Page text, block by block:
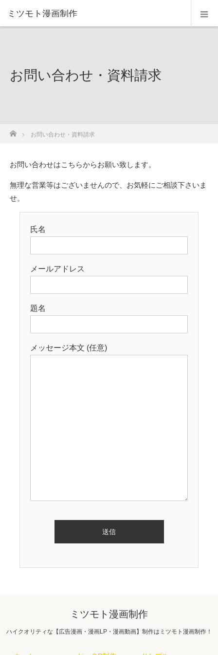
ミツモト漫画制作
お問い合わせ・資料請求
ホーム
お問い合わせ・資料請求
お問い合わせはこちらからお願い致します。
無理な営業等はございませんので、お気軽にご相談下さいま
せ。
氏名
メールアドレス
題名
メッセージ本文 (任意)
ミツモト漫画制作
ハイクオリティな【広告漫画・漫画LP・漫画動画】制作はミツモト漫画制作！